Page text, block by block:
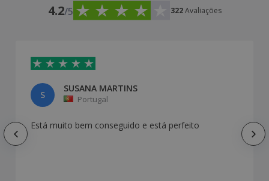
4.2/5 322 Avaliações
S
SUSANA MARTINS
Portugal
Está muito bem conseguido e está perfeito